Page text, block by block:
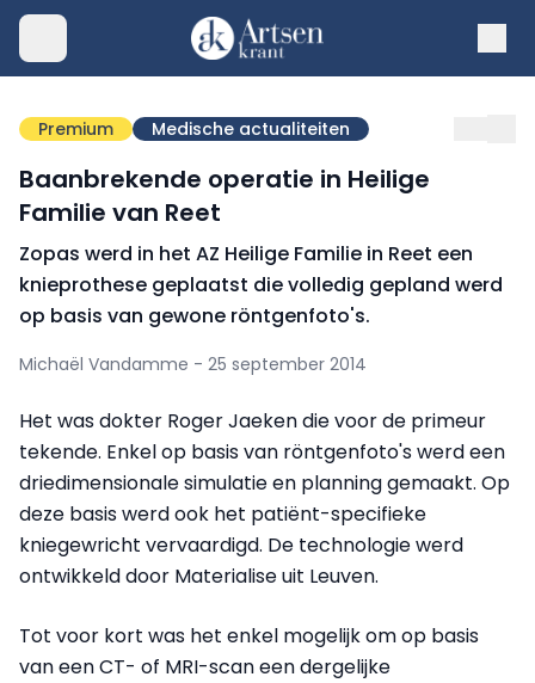
Premium Medische actualiteiten
Baanbrekende operatie in Heilige
Familie van Reet
Zopas werd in het AZ Heilige Familie in Reet een
knieprothese geplaatst die volledig gepland werd
op basis van gewone röntgenfoto's.
Michaël Vandamme - 25 september 2014
Het was dokter Roger Jaeken die voor de primeur
tekende. Enkel op basis van röntgenfoto's werd een
driedimensionale simulatie en planning gemaakt. Op
deze basis werd ook het patiënt-specifieke
kniegewricht vervaardigd. De technologie werd
ontwikkeld door Materialise uit Leuven.
Tot voor kort was het enkel mogelijk om op basis
van een CT- of MRI-scan een dergelijke